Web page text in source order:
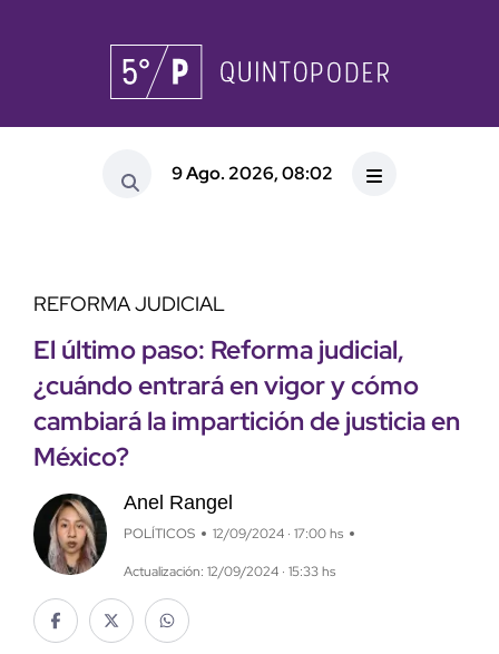
9 Ago. 2026, 08:02
REFORMA JUDICIAL
El último paso: Reforma judicial,
¿cuándo entrará en vigor y cómo
cambiará la impartición de justicia en
México?
Anel Rangel
POLÍTICOS 12/09/2024 · 17:00 hs
Actualización: 12/09/2024 · 15:33 hs